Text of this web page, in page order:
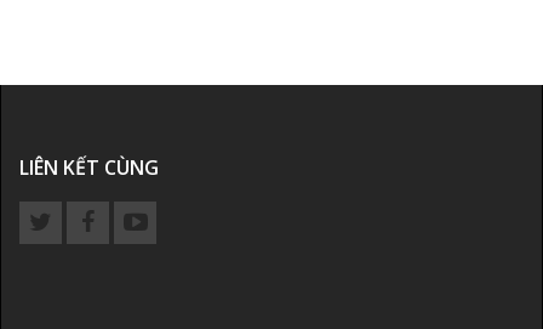
LIÊN KẾT CÙNG